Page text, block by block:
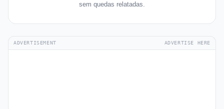
sem quedas relatadas.
ADVERTISEMENT ADVERTISE HERE